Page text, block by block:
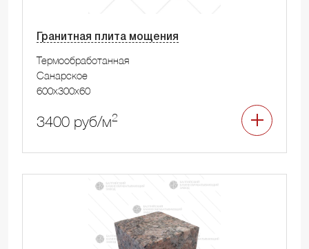
Гранитная плита мощения
Термообработанная
Санарское
600x300x60
3400 руб/м2